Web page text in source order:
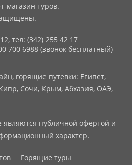
магазин туров.
тел: (342) 255 42 17
700 6988 (звонок бесплатный)
горящие путевки: Египет,
Сочи, Крым, Абхазия, ОАЭ,
публичной офертой и
характер.
Горящие туры